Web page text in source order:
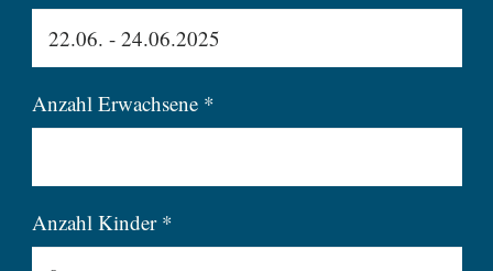
Anzahl Erwachsene *
Anzahl Kinder *